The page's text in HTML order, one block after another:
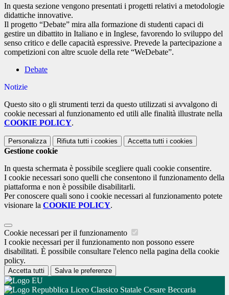
In questa sezione vengono presentati i progetti relativi a metodologie
didattiche innovative.
Il progetto “Debate” mira alla formazione di studenti capaci di
gestire un dibattito in Italiano e in Inglese, favorendo lo sviluppo del
senso critico e delle capacità espressive. Prevede la partecipazione a
competizioni con altre scuole della rete “WeDebate”.
Debate
Notizie
Questo sito o gli strumenti terzi da questo utilizzati si avvalgono di
cookie necessari al funzionamento ed utili alle finalità illustrate nella
COOKIE POLICY.
Personalizza Rifiuta tutti i cookies Accetta tutti i cookies
Gestione cookie
In questa schermata è possibile scegliere quali cookie consentire.
I cookie necessari sono quelli che consentono il funzionamento della
piattaforma e non è possibile disabilitarli.
Per conoscere quali sono i cookie necessari al funzionamento potete
visionare la COOKIE POLICY.
Cookie necessari per il funzionamento
I cookie necessari per il funzionamento non possono essere
disabilitati. È possibile consultare l'elenco nella pagina della cookie
policy.
Accetta tutti Salva le preferenze
Liceo Classico Statale Cesare Beccaria